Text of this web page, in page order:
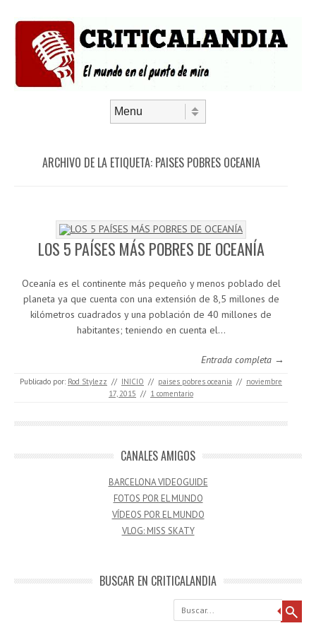
ARCHIVO DE LA ETIQUETA: PAISES POBRES OCEANIA
LOS 5 PAÍSES MÁS POBRES DE OCEANÍA
Oceanía es el continente más pequeño y menos poblado del
planeta ya que cuenta con una extensión de 8,5 millones de
kilómetros cuadrados y una población de 40 millones de
habitantes; teniendo en cuenta el…
Entrada completa →
Publicado por: Rod Stylezz // INICIO // paises pobres oceania // noviembre
17, 2015 // 1 comentario
CANALES AMIGOS
BARCELONA VIDEOGUIDE
FOTOS POR EL MUNDO
VÍDEOS POR EL MUNDO
VLOG: MISS SKATY
BUSCAR EN CRITICALANDIA
Buscar